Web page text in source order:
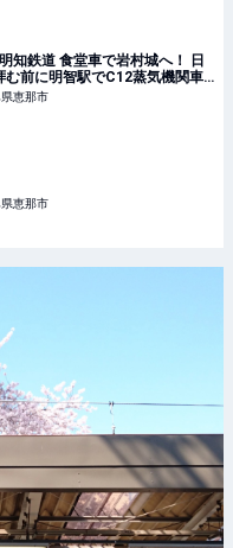
知鉄道 食堂車で岩村城へ！ 日
む前に明智駅でC12蒸気機関車
キなカフェ時間 | 鉄道ニュー
恵那市
恵那市